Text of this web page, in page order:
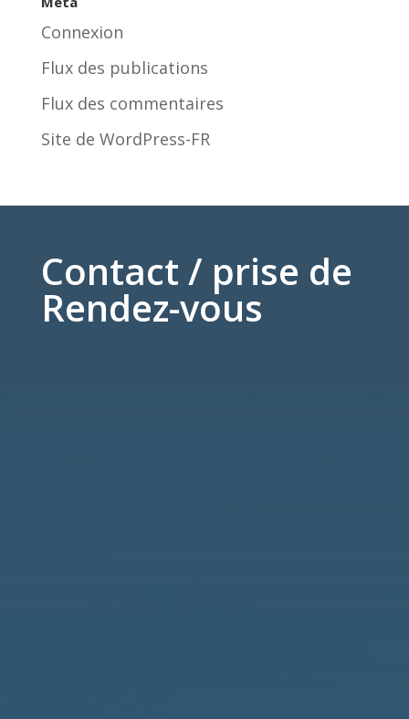
Connexion
Flux des publications
Flux des commentaires
Site de WordPress-FR
Contact / prise de
Rendez-vous